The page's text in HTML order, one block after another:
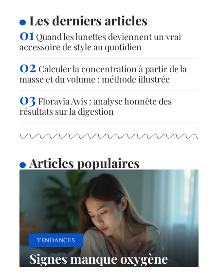
Les derniers articles
Quand les lunettes deviennent un vrai
accessoire de style au quotidien
Calculer la concentration à partir de la
masse et du volume : méthode illustrée
Floravia Avis : analyse honnête des
résultats sur la digestion
Articles populaires
TENDANCES
Signes manque oxygène